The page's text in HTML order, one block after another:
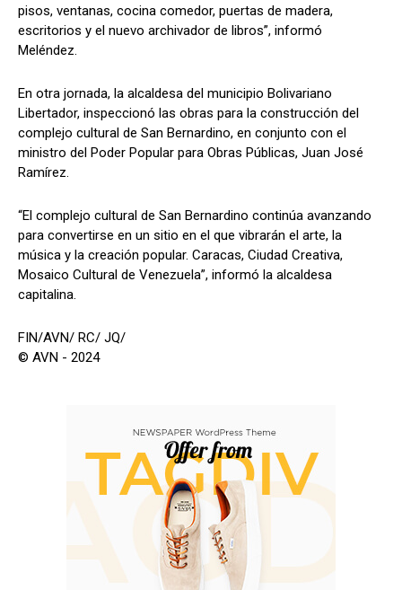
pisos, ventanas, cocina comedor, puertas de madera,
escritorios y el nuevo archivador de libros”, informó
Meléndez.
En otra jornada, la alcaldesa del municipio Bolivariano
Libertador, inspeccionó las obras para la construcción del
complejo cultural de San Bernardino, en conjunto con el
ministro del Poder Popular para Obras Públicas, Juan José
Ramírez.
“El complejo cultural de San Bernardino continúa avanzando
para convertirse en un sitio en el que vibrarán el arte, la
música y la creación popular. Caracas, Ciudad Creativa,
Mosaico Cultural de Venezuela”, informó la alcaldesa
capitalina.
FIN/AVN/ RC/ JQ/
© AVN - 2024